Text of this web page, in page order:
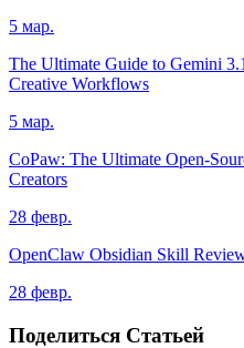
5 мар.
The Ultimate Guide to Gemini
Creative Workflows
5 мар.
CoPaw: The Ultimate Open-
Creators
28 февр.
OpenClaw Obsidian Skill
28 февр.
Поделиться Статьей